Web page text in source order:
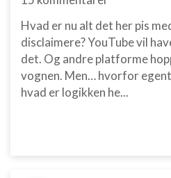
Hvad er nu alt det her pis
disclaimere? YouTube vil
det. Og andre platforme
vognen. Men… hvorfor
hvad er logikken he...
Bruge begrænsede oplysninger
indhold
IAB Special Features:
Bruge præcise geografiske
placeringsoplysninger